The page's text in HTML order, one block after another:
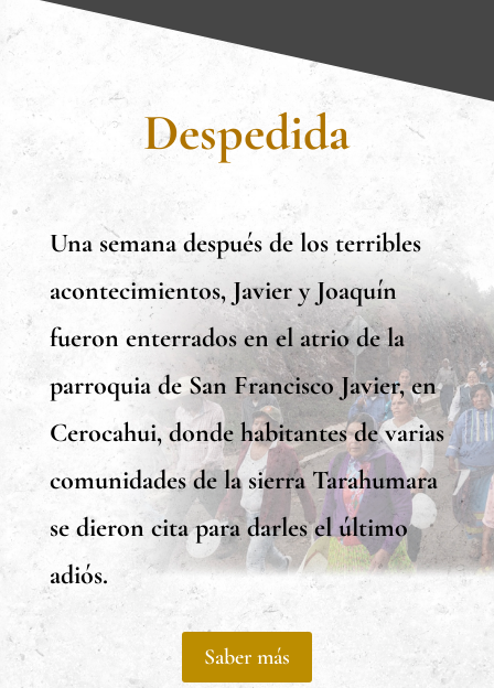
Despedida
Una semana después de los terribles
acontecimientos, Javier y Joaquín
fueron enterrados en el atrio de la
parroquia de San Francisco Javier, en
Cerocahui, donde habitantes de varias
comunidades de la sierra Tarahumara
se dieron cita para darles el último
adiós.
Saber más